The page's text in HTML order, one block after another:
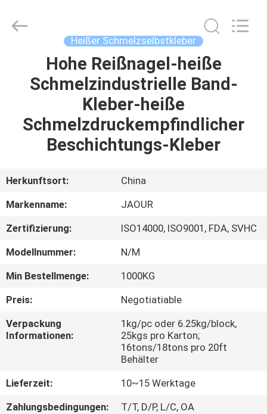
PRODUKTE
WERKSBESICHTIGUNG
QUALITÄTSKONTROLLE
KONTAKT
MIT
UNS
RECHTSSACHEN
Adhesive
Products
Heißer Schmelzselbstkleber
Hohe Reißnagel-heiße
Schmelzindustrielle Band-
Kleber-heiße
Schmelzdruckempfindlicher
Beschichtungs-Kleber
Herkunftsort:
China
Markenname:
JAOUR
Zertifizierung:
ISO14000, ISO9001, FDA, SVHC
Modellnummer:
N/M
Min Bestellmenge:
1000KG
Preis:
Negotiatiable
Verpackung
Informationen:
1kg/pc oder 6.25kg/block,
25kgs pro Karton;
16tons/18tons pro 20ft
Behälter
Lieferzeit:
10~15 Werktage
Zahlungsbedingungen:
T/T, D/P, L/C, OA